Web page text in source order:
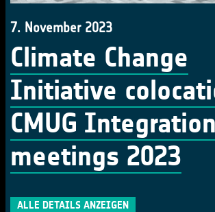
7. November 2023
Climate Change
Initiative
CMUG Integration
meetings 2023
ALLE DETAILS ANZEIGEN